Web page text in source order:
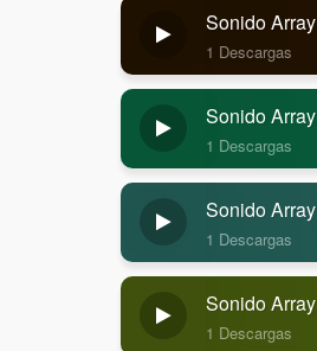
Sonido Array
1 Descargas
Sonido Array
1 Descargas
Sonido Array
1 Descargas
Sonido Array
1 Descargas